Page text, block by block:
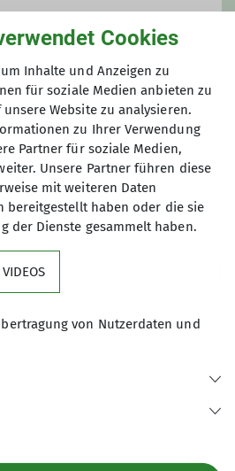
Cookies
Inhalte und Anzeigen zu
für soziale Medien anbieten zu
Website zu analysieren.
zu Ihrer Verwendung
Partner für soziale Medien,
Unsere Partner führen diese
mit weiteren Daten
bereitgestellt haben oder die sie
der Dienste gesammelt haben.
von Nutzerdaten und